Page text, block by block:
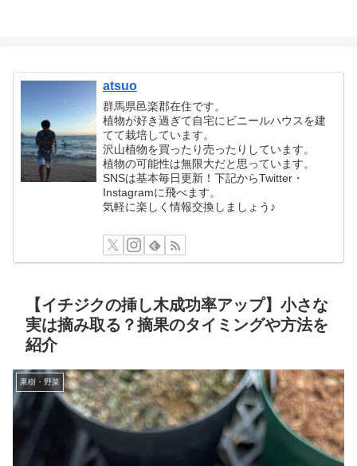
atsuo
群馬県邑楽郡在住です。
植物が好き過ぎて自宅にビニールハウスを建
てて栽培しています。
沢山植物を買ったり売ったりしています。
植物の可能性は無限大だと思っています。
SNSは基本毎日更新！下記からTwitter・
Instagramに飛べます。
気軽に楽しく情報交換しましょう♪
【イチジクの挿し木成功率アップ】小さな
実は摘み取る？摘果のタイミングや方法を
紹介
果樹・野菜